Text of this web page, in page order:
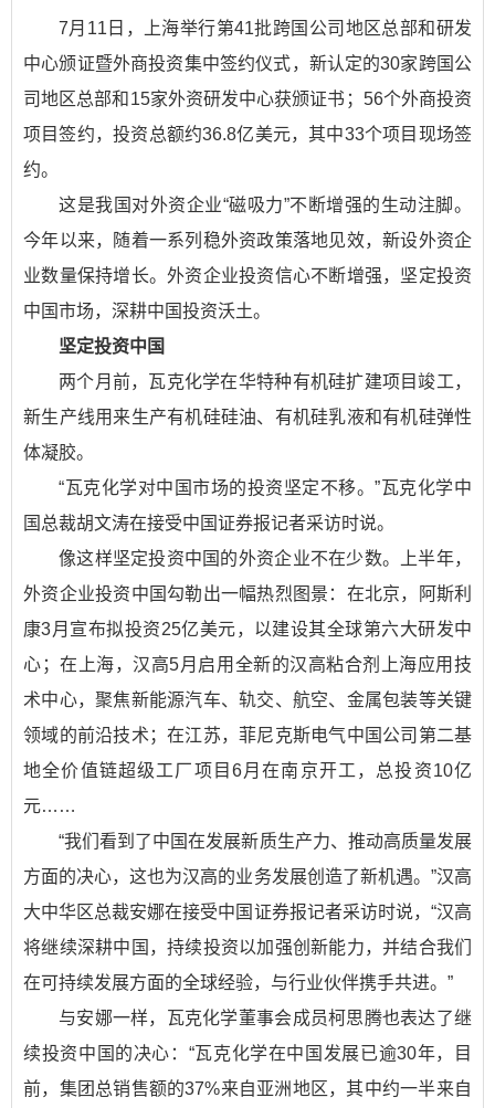
7月11日，上海举行第41批跨国公司地区总部和研发
中心颁证暨外商投资集中签约仪式，新认定的30家跨国公
司地区总部和15家外资研发中心获颁证书；56个外商投资
项目签约，投资总额约36.8亿美元，其中33个项目现场签
约。
这是我国对外资企业“磁吸力”不断增强的生动注脚。
今年以来，随着一系列稳外资政策落地见效，新设外资企
业数量保持增长。外资企业投资信心不断增强，坚定投资
中国市场，深耕中国投资沃土。
坚定投资中国
两个月前，瓦克化学在华特种有机硅扩建项目竣工，
新生产线用来生产有机硅硅油、有机硅乳液和有机硅弹性
体凝胶。
“瓦克化学对中国市场的投资坚定不移。”瓦克化学中
国总裁胡文涛在接受中国证券报记者采访时说。
像这样坚定投资中国的外资企业不在少数。上半年，
外资企业投资中国勾勒出一幅热烈图景：在北京，阿斯利
康3月宣布拟投资25亿美元，以建设其全球第六大研发中
心；在上海，汉高5月启用全新的汉高粘合剂上海应用技
术中心，聚焦新能源汽车、轨交、航空、金属包装等关键
领域的前沿技术；在江苏，菲尼克斯电气中国公司第二基
地全价值链超级工厂项目6月在南京开工，总投资10亿
元……
“我们看到了中国在发展新质生产力、推动高质量发展
方面的决心，这也为汉高的业务发展创造了新机遇。”汉高
大中华区总裁安娜在接受中国证券报记者采访时说，“汉高
将继续深耕中国，持续投资以加强创新能力，并结合我们
在可持续发展方面的全球经验，与行业伙伴携手共进。”
与安娜一样，瓦克化学董事会成员柯思腾也表达了继
续投资中国的决心：“瓦克化学在中国发展已逾30年，目
前，集团总销售额的37%来自亚洲地区，其中约一半来自